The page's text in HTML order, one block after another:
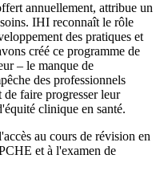
annuellement, attribue un
IHI reconnaît le rôle
des pratiques et
créé ce programme de
– le manque de
des professionnels
faire progresser leur
clinique en santé.
au cours de révision en
et à l'examen de